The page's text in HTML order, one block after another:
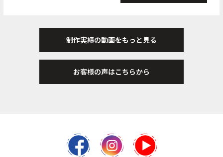
制作実績の動画をもっと見る
お客様の声はこちらから